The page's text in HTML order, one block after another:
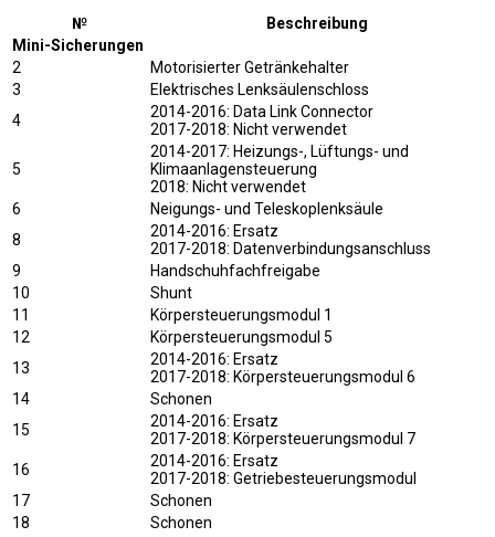
№
Beschreibung
Mini-Sicherungen
2
Motorisierter Getränkehalter
3
Elektrisches Lenksäulenschloss
4
2014-2016: Data Link Connector
2017-2018: Nicht verwendet
5
2014-2017: Heizungs-, Lüftungs- und
Klimaanlagensteuerung
2018: Nicht verwendet
6
Neigungs- und Teleskoplenksäule
8
2014-2016: Ersatz
2017-2018: Datenverbindungsanschluss
9
Handschuhfachfreigabe
10
Shunt
11
Körpersteuerungsmodul 1
12
Körpersteuerungsmodul 5
13
2014-2016: Ersatz
2017-2018: Körpersteuerungsmodul 6
14
Schonen
15
2014-2016: Ersatz
2017-2018: Körpersteuerungsmodul 7
16
2014-2016: Ersatz
2017-2018: Getriebesteuerungsmodul
17
Schonen
18
Schonen